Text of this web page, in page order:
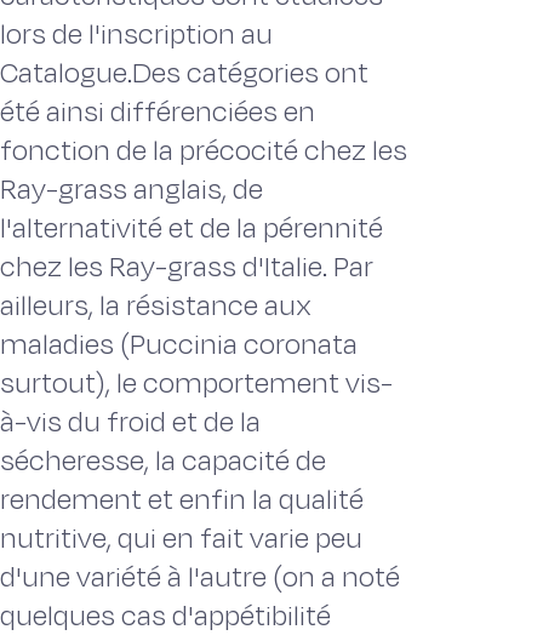
lors de l'inscription au
Catalogue.Des catégories ont
été ainsi différenciées en
fonction de la précocité chez les
Ray-grass anglais, de
l'alternativité et de la pérennité
chez les Ray-grass d'Italie. Par
ailleurs, la résistance aux
maladies (Puccinia coronata
surtout), le comportement vis-
à-vis du froid et de la
sécheresse, la capacité de
rendement et enfin la qualité
nutritive, qui en fait varie peu
d'une variété à l'autre (on a noté
quelques cas d'appétibilité